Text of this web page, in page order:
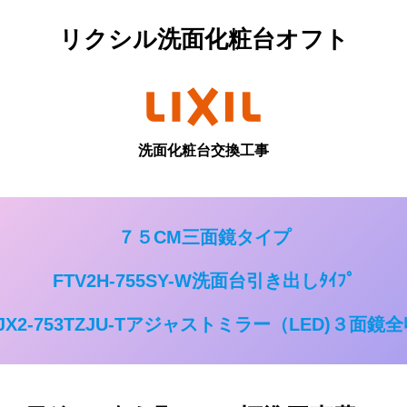
リクシル洗面化粧台オフト
洗面化粧台交換工事
７５CM三面鏡タイプ
FTV2H-755SY-W洗面台引き出しﾀｲﾌﾟ
753TZJU-Tアジャストミラー（LED)３面鏡